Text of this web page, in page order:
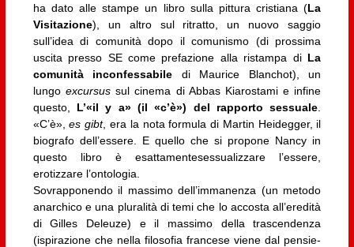
ha dato alle stampe un libro sulla pittura cristiana (La
Visitazione), un altro sul ritratto, un nuovo saggio
sull’idea di comunità dopo il comunismo (di prossima
uscita presso SE come prefazione alla ristampa di La
comunità inconfessabile di Maurice Blanchot), un
lungo excursussul cinema di Abbas Kiarostami e infine
questo, L’«il y a» (il «c’è») del rapporto sessuale
«C’è»,es gibt, era la nota formula di Martin Heidegger, il
biografo dell’essere. E quello che si propone Nancy in
questo libro è esattamentesessualizzare l’essere,
erotizzare l’ontologia.
Sovrapponendo il massimo dell’immanenza (un metodo
anarchico e una pluralità di temi che lo accosta all’eredità
di Gilles Deleuze) e il massimo della trascendenza
(ispirazione che nella filosofia francese viene dal pensie­